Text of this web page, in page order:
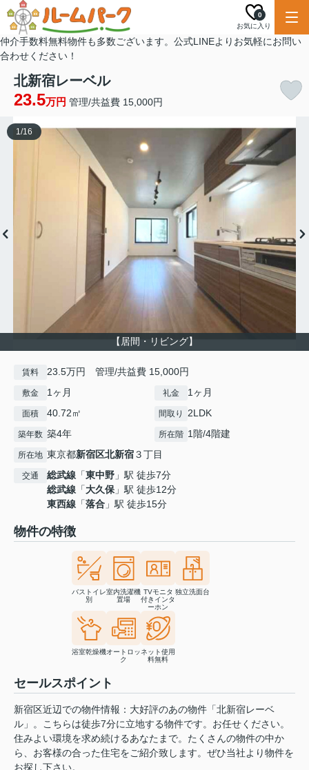
お気に入り
0
仲介手数料無料物件も多数ございます。公式LINEよりお気軽にお問い
合わせください！
北新宿レーベル
23.5万円 管理/共益費 15,000円
【居間・リビング】
1/16
賃料 23.5万円 管理/共益費 15,000円
敷金 1ヶ月 礼金 1ヶ月
面積 40.72㎡ 間取り 2LDK
築年数 築4年 所在階 1階/4階建
所在地 東京都新宿区北新宿３丁目
交通 総武線 「東中野 」駅 徒歩7分
総武線 「大久保」駅 徒歩12分
東西線 「落合 」駅 徒歩15分
物件の特徴
バストイレ
別
室内洗濯機
置場
TVモニタ
付きインタ
ーホン
独立洗面台
浴室乾燥機オートロッ
ク
ネット使用
料無料
セールスポイント
新宿区近辺での物件情報：大好評のあの物件「北新宿レーベ
ル」。こちらは徒歩7分に立地する物件です。お任せください。
住みよい環境を求め続けるあなたまで。たくさんの物件の中か
ら、お客様の合った住宅をご紹介致します。ぜひ当社より物件を
お探し下さい。